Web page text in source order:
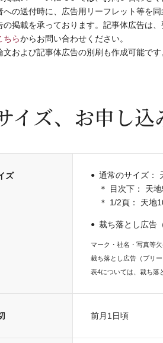
への送付時に、広告用リーフレット等を同
の掲載を承っております。記事体広告は
ちらからお問い合わせください。
文および記事体広告の別刷も作成可能です
イズ、お申し込
ズ
通常のサイズ：
目次下： 天
1/2頁： 天地
裁ち落とし広告
マーク・社名・写真等
裁ち落とし広告（ブリ
表4については、裁ち落
前月1日頃